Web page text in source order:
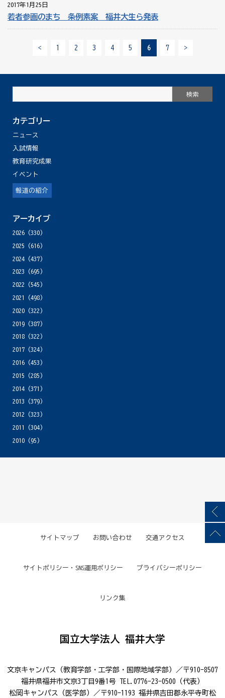
2017年1月25日
若者参画のまち 条例素案 福井大生ら発表
< 1 2 3 4 5 6 7 >
カテゴリー
ニュース
入試情報
教育研究成果
イベント
報道の紹介
アーカイブ
2026(330)
2025 (616)
2024(437)
2023 (695)
2022 (545)
2021
(498)
2020(322)
2019(387)
2018(322)
2017(324)
2016(453)
2015 (285)
2014(371)
2013 (379)
2012 (323)
2011
(304)
2010(95)
サイトマップ お問い合わせ 交通アクセス
サイトポリシー・SNS運用ポリシー プライバシーポリシー
リンク集
国立大学法人 福井大学
文京キャンパス（教育学部・工学部・国際地域学部）／〒910-8507
福井県福井市文京3丁目9番1号 TEL.0776-23-0500（代表）
松岡キャンパス（医学部）／〒910-1193 福井県吉田郡永平寺町松